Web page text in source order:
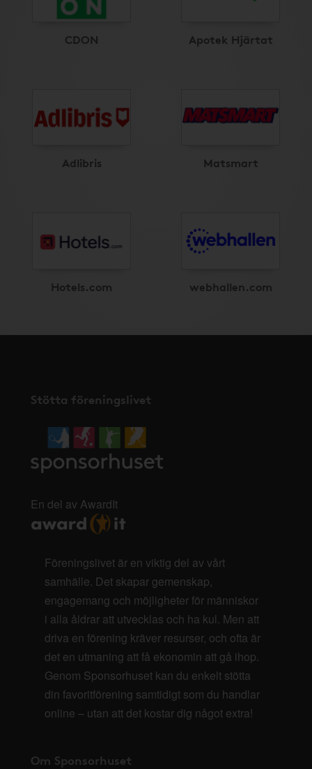
CDON Apotek Hjärtat
Adlibris Matsmart
Hotels.com webhallen.com
Stötta föreningslivet
En del av AwardIt
Föreningslivet är en viktig del av vårt
samhälle. Det skapar gemenskap,
engagemang och möjligheter för människor
i alla åldrar att utvecklas och ha kul. Men att
driva en förening kräver resurser, och ofta är
det en utmaning att få ekonomin att gå ihop.
Genom Sponsorhuset kan du enkelt stötta
din favoritförening samtidigt som du handlar
online – utan att det kostar dig något extra!
Om Sponsorhuset